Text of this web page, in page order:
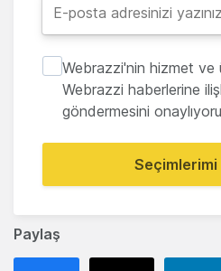
Paylaş
Webrazzi'nin hizmet ve
Webrazzi haberlerine
göndermesini